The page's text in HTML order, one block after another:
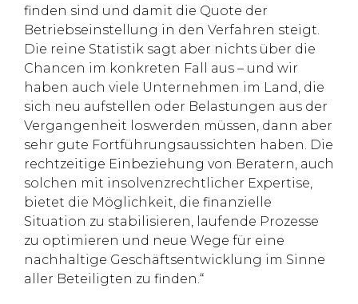
finden sind und damit die Quote der
Betriebseinstellung in den Verfahren steigt.
Die reine Statistik sagt aber nichts über die
Chancen im konkreten Fall aus – und wir
haben auch viele Unternehmen im Land, die
sich neu aufstellen oder Belastungen aus der
Vergangenheit loswerden müssen, dann aber
sehr gute Fortführungsaussichten haben. Die
rechtzeitige Einbeziehung von Beratern, auch
solchen mit insolvenzrechtlicher Expertise,
bietet die Möglichkeit, die finanzielle
Situation zu stabilisieren, laufende Prozesse
zu optimieren und neue Wege für eine
nachhaltige Geschäftsentwicklung im Sinne
aller Beteiligten zu finden.“